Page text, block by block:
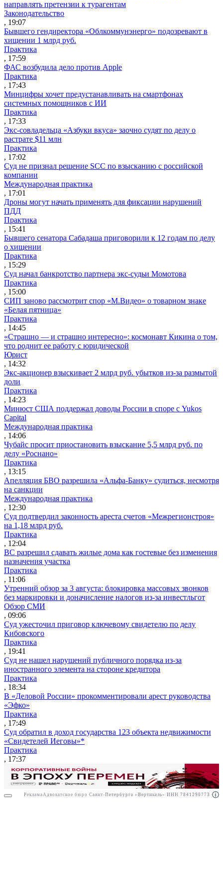
РекламаАО"ПРАВО.РУ" ИНН: 7708095468
направлять претензии к турагентам
Законодательство
, 19:07
Бывшего гендиректора «Облкоммунэнерго» подозревают в
хищении 1 млрд руб.
Практика
, 17:59
ФАС возбудила дело против Apple
Практика
, 17:43
Минцифры хочет предустанавливать на смартфонах
системных помощников с ИИ
Практика
, 17:33
Экс-совладельца «Азбуки вкуса» заочно судят по делу о
растрате $11 млн
Практика
, 17:02
Суд не признал решение SCC по взысканию с российской
компании
Международная практика
, 17:01
Дроны могут начать применять для фиксации нарушений
ПДД
Практика
, 15:41
Бывшего сенатора Сабадаша приговорили к 12 годам по делу
о хищении
Практика
, 15:29
Суд начал банкротство партнера экс-судьи Момотова
Практика
, 15:00
СИП заново рассмотрит спор «М.Видео» о товарном знаке
«Белая пятница»
Практика
, 14:45
«Страшно — и страшно интересно»: космонавт Кикина о том,
что роднит ее работу с юридической
Юрист
, 14:32
Экс-акционер взыскивает 2 млрд руб. убытков из-за размытой
доли
Практика
, 14:23
Минюст США поддержал доводы России в споре с Yukos
Capital
Международная практика
, 14:06
Чубайс просит приостановить взыскание 5,5 млрд руб. по
делу «Роснано»
Практика
, 13:15
Апелляция БВО разрешила «Альфа-Банку» судиться, несмотря
на санкции
Международная практика
, 12:30
Суд подтвердил законность ареста счетов «Межрегионстроя»
на 1,18 млрд руб.
Практика
, 12:04
ВС разрешил сдавать жилые дома как гостевые без изменения
назначения участка
Практика
, 11:06
Утренний обзор за 3 августа: блокировка массовых звонков
без маркировки и доначисление налогов из-за инвестльгот
Обзор СМИ
, 09:06
Суд ужесточил приговор ключевому свидетелю по делу
Кибовского
Практика
, 19:41
Суд не нашел нарушений публичного порядка из-за
иностранного элемента на стороне кредитора
Практика
, 18:34
В «Деловой России» прокомментировали арест руководства
«Эфко»
Практика
, 17:49
Суд обратил в доход государства 123 объекта недвижимости
«Свидетелей Иеговы»*
Практика
, 17:37
Реклама Адвокатское бюро Санкт-Петербурга «Вертикаль» ИНН 7841290773